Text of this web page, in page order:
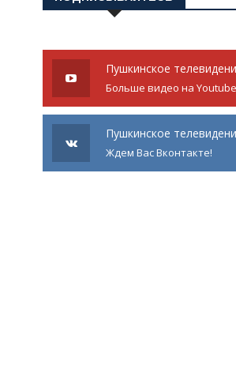
Пушкинское
Больше видео на Youtube
Пушкинское
Ждем Вас Вконтакте!